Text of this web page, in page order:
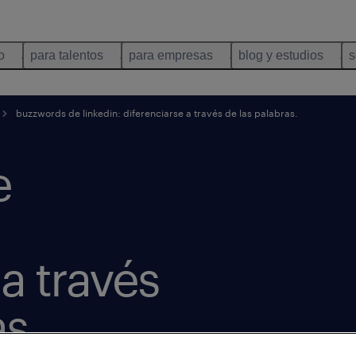
para talentos para empresas blog y estudios
buzzwords de linkedin: diferenciarse a través de las palabras.
través